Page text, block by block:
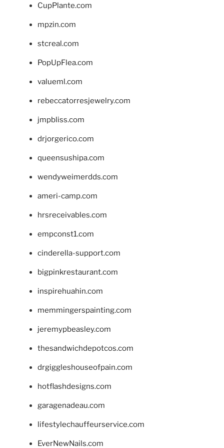
CupPlante.com
mpzin.com
stcreal.com
PopUpFlea.com
valueml.com
rebeccatorresjewelry.com
jmpbliss.com
drjorgerico.com
queensushipa.com
wendyweimerdds.com
ameri-camp.com
hrsreceivables.com
empconst1.com
cinderella-support.com
bigpinkrestaurant.com
inspirehuahin.com
memmingerspainting.com
jeremypbeasley.com
thesandwichdepotcos.com
drgiggleshouseofpain.com
hotflashdesigns.com
garagenadeau.com
lifestylechauffeurservice.com
EverNewNails.com